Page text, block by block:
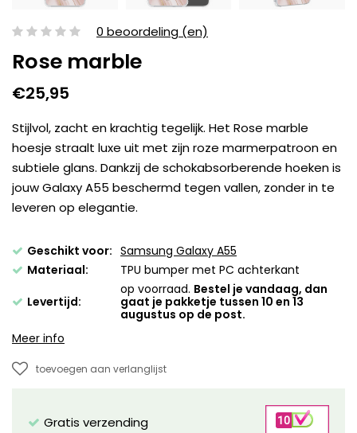
0 beoordeling (en)
Rose marble
€25,95
Stijlvol, zacht en krachtig tegelijk. Het Rose marble
hoesje straalt luxe uit met zijn roze marmerpatroon en
subtiele glans. Dankzij de schokabsorberende hoeken is
jouw Galaxy A55 beschermd tegen vallen, zonder in te
leveren op elegantie.
Geschikt voor: Samsung Galaxy A55
Materiaal:
TPU bumper met PC achterkant
Levertijd:
op voorraad. Bestel je vandaag, dan
gaat je pakketje tussen 10 en 13
augustus op de post.
Meer info
toevoegen aan verlanglijst
Gratis verzending